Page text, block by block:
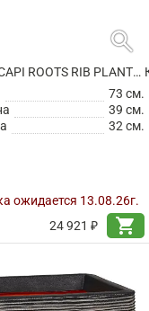
search
КАШПО CAPI ROOTS RIB PLANTER RECTANGLE ANTHRACITE
73 см.
39 см.
32 см.
ожидается 13.08.26г.
24 921 ₽
shopping_cart